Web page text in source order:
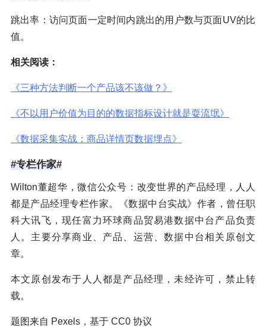
跳出率：访问页面一定时间内跳出的用户数与页面UV的比
值。
相关阅读：
《三种方法判断一个产品该不该做？》
《不以用户价值为目的的数据指标设计就是耍流氓》
《数据采集实战：商品详情页数据埋点》
#专栏作家#
Wilton董超华，微信公众号：改变世界的产品经理，人人
都是产品经理专栏作家。《数据中台实战》作者，曾任职
科大讯飞，现任富力环球商品贸易港数据中台产品负责
人。主要分享商业、产品、运营、数据中台相关原创文
章。
本文原创发布于人人都是产品经理，未经许可，禁止转
载。
题图来自 Pexels，基于 CC0 协议